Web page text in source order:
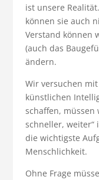
ist unsere
können sie auch
Verstand können
(auch das
ändern.
Wir versuchen
künstlichen
schaffen, müssen
schneller, weiter“
die wichtigste
Menschlichkeit.
Ohne Frage